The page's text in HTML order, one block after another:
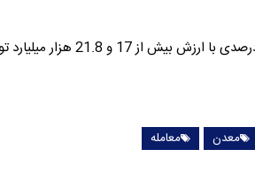
معدن معامله